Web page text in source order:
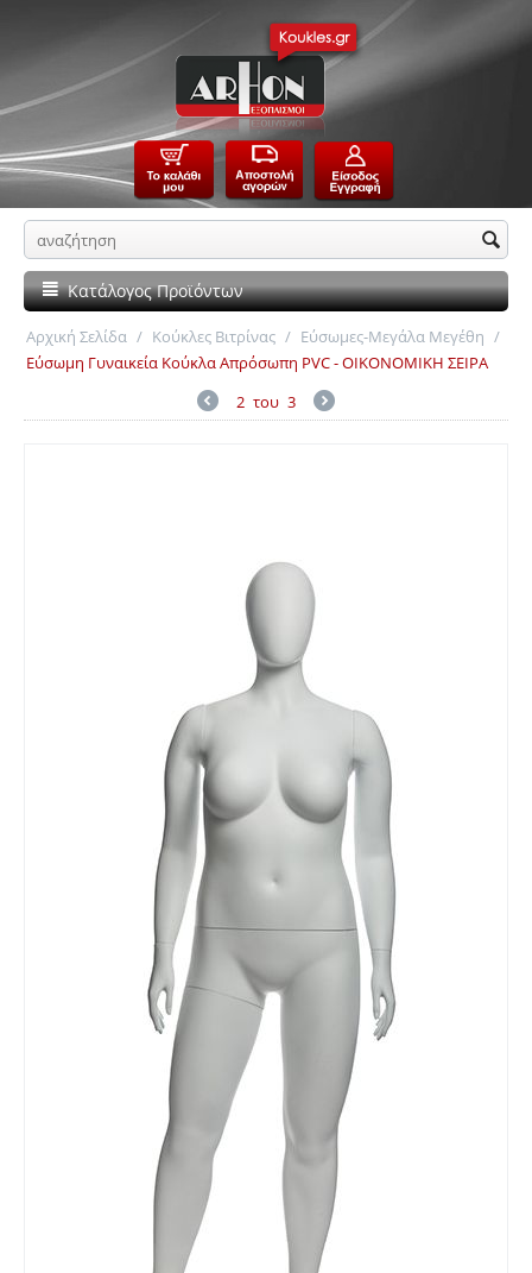
Κατάλογος Προϊόντων
Αρχική Σελίδα / Κούκλες Βιτρίνας / Εύσωμες-Μεγάλα Μεγέθη /
Εύσωμη Γυναικεία Κούκλα Απρόσωπη PVC - ΟΙΚΟΝΟΜΙΚΗ ΣΕΙΡΑ
2 του 3